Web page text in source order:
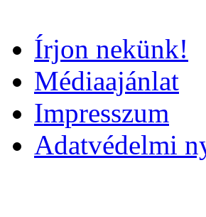
Írjon nekünk!
Médiaajánlat
Impresszum
Adatvédelmi